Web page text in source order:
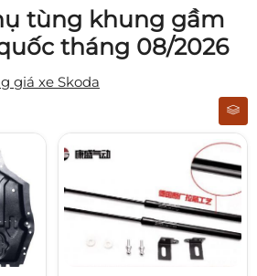
tùng khung gầm
tháng 08/2026
giá xe Skoda